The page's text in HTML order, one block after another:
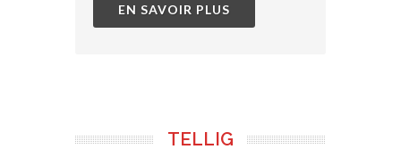
EN SAVOIR PLUS
TELLIG